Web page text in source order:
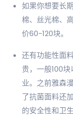
如果你想要长
棉、丝光棉、
价60-120块。
还有功能性面
贵，一般100
业。之前雅森
了抗菌面料还
的安全性和卫